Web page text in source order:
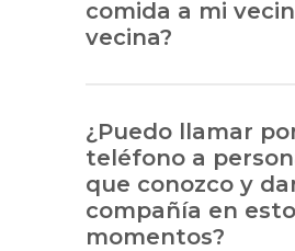
comida a mi
vecina?
¿Puedo llamar
teléfono a
que conozco y
compañía en
momentos?